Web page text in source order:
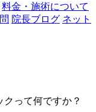
料金・施術について
院長ブログ ネット
クって何ですか？